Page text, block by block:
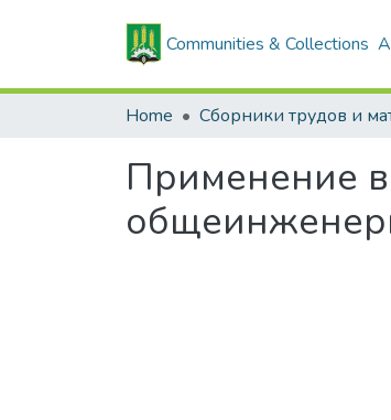
Communities & Collections
Home
Применение